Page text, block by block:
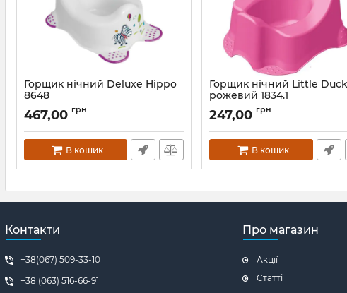
Горщик нічний Deluxe Hippo
8648
Артикул: 8648
467,00 грн
В кошик
Горщик нічний Little Duck
рожевий 1834.1
Артикул: 1834.1
247,00 грн
В кошик
Контакти
+38(067) 509-33-10
+38 (063) 516-66-91
Про магазин
Акції
Статті